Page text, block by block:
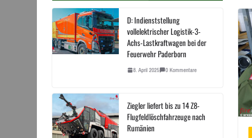
D: Indienststellung
vollelektrischer Logistik-3-
Achs-Lastkraftwagen bei der
Feuerwehr Paderborn
8. April 2025 0 Kommentare
Ziegler liefert bis zu 14 Z8-
Flugfeldlöschfahrzeuge nach
Rumänien